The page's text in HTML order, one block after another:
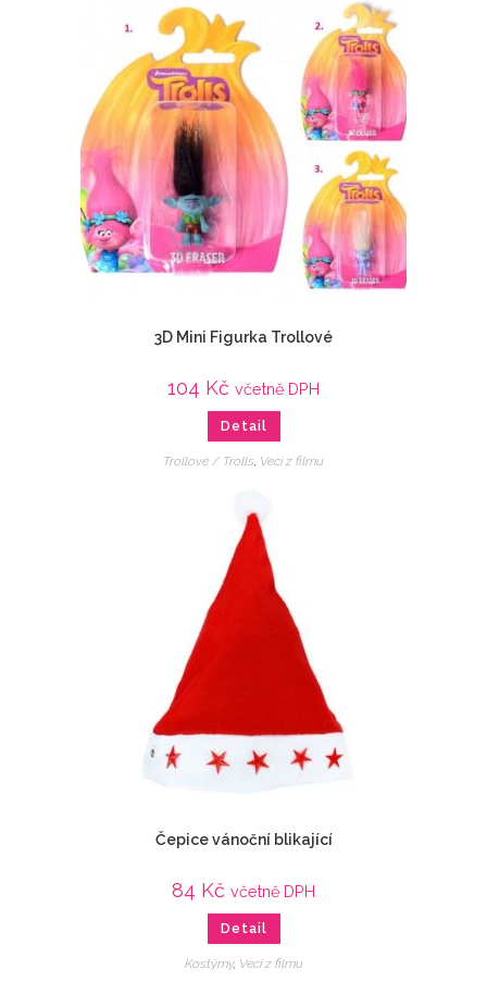
3D Mini Figurka Trollové
104 Kč včetně DPH
Detail
Trollové / Trolls Veci z filmu
Čepice vánoční blikající
84 Kč včetně DPH
Detail
Kostýmy, Veci z filmu